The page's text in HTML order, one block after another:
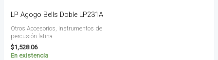
LP Agogo Bells Doble LP231A
Otros Accesorios, Instrumentos de
percusión latina
$1,528.06
En existencia